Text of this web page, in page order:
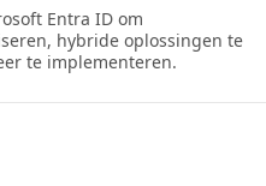
Entra ID om
hybride oplossingen te
te implementeren.